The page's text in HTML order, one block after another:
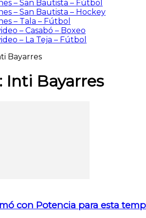
– San Bautista – Fútbol
– San Bautista – Hockey
– Tala – Fútbol
– Casabó – Boxeo
– La Teja – Fútbol
Bayarres
Inti Bayarres
con Potencia para esta